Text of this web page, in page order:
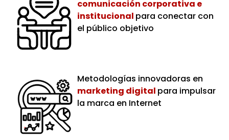
comunicación corporativa e
institucional para conectar con
el público objetivo
Metodologías innovadoras en
marketing digital para impulsar
la marca en Internet